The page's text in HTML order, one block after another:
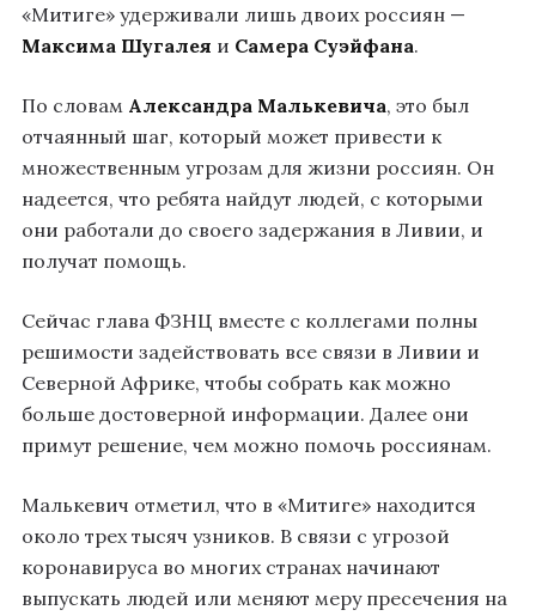
«Митиге» удерживали лишь двоих россиян —
Максима Шугалея и Самера Суэйфана.
По словам Александра Малькевича, это был
отчаянный шаг, который может привести к
множественным угрозам для жизни россиян. Он
надеется, что ребята найдут людей, с которыми
они работали до своего задержания в Ливии, и
получат помощь.
Сейчас глава ФЗНЦ вместе с коллегами полны
решимости задействовать все связи в Ливии и
Северной Африке, чтобы собрать как можно
больше достоверной информации. Далее они
примут решение, чем можно помочь россиянам.
Малькевич отметил, что в «Митиге» находится
около трех тысяч узников. В связи с угрозой
коронавируса во многих странах начинают
выпускать людей или меняют меру пресечения на